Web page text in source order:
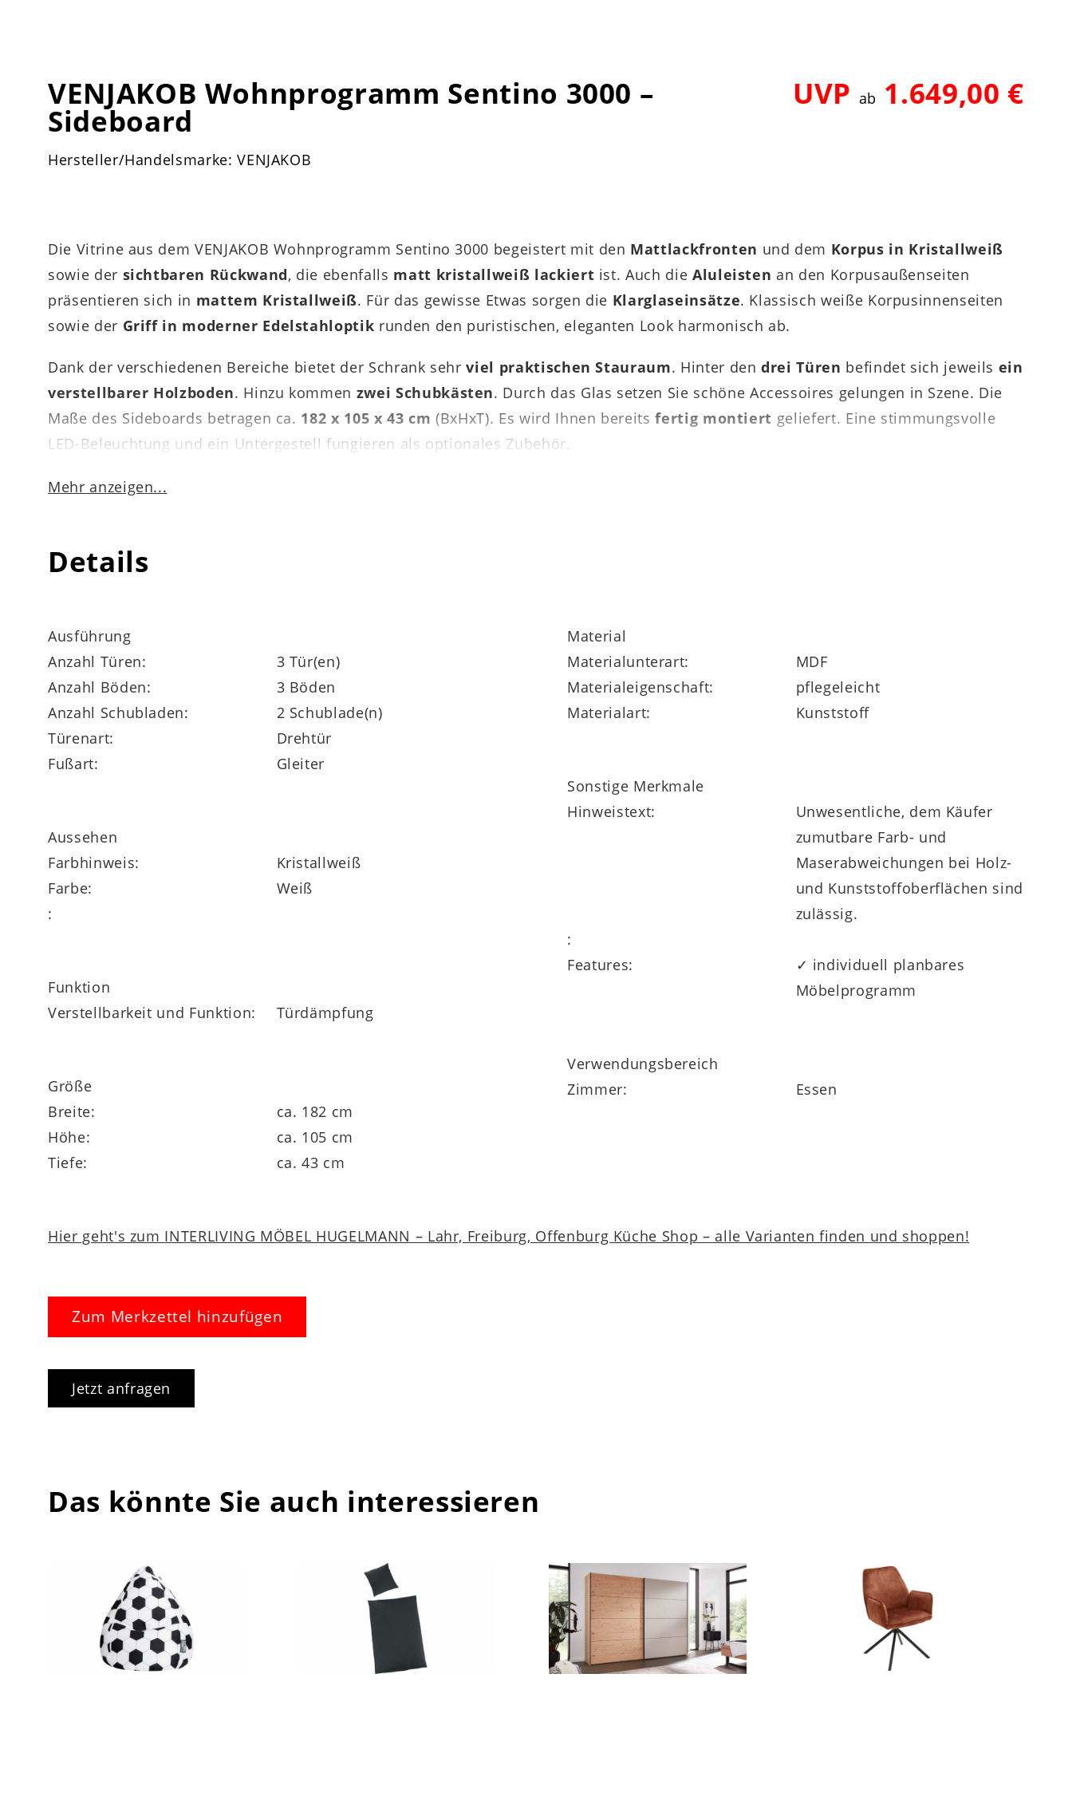
VENJAKOB Wohnprogramm Sentino 3000 –
Sideboard
UVP ab 1.649,00 €
Hersteller/Handelsmarke: VENJAKOB
Die Vitrine aus dem VENJAKOB Wohnprogramm Sentino 3000 begeistert mit den Mattlackfronten und dem Korpus in Kristallweiß
sowie der sichtbaren Rückwand, die ebenfalls matt kristallweiß lackiert ist. Auch die Aluleisten an den Korpusaußenseiten
präsentieren sich in mattem Kristallweiß. Für das gewisse Etwas sorgen die Klarglaseinsätze. Klassisch weiße Korpusinnenseiten
sowie der Griff in moderner Edelstahloptik runden den puristischen, eleganten Look harmonisch ab.
Dank der verschiedenen Bereiche bietet der Schrank sehr viel praktischen Stauraum. Hinter dendrei Türen befindet sich jeweils ein
verstellbarer Holzboden. Hinzu kommen zwei Schubkästen. Durch das Glas setzen Sie schöne Accessoires gelungen in Szene. Die
Maße des Sideboards betragen ca. 182 x 105 x 43 cm (BxHxT). Es wird Ihnen bereitsfertig montiert geliefert. Eine stimmungsvolle
LED-Beleuchtung und ein Untergestell fungieren als optionales Zubehör.
Bei VENJAKOB Sentino 3000 handelt es sich um ein edles,
der Serie gehören die
Mehr anzeigen...
Details
Ausführung
Anzahl Türen:
3 Tür(en)
Anzahl Böden:
3 Böden
Anzahl Schubladen:
2 Schublade(n)
Türenart:
Drehtür
Fußart:
Gleiter
Aussehen
Farbhinweis:
Kristallweiß
Farbe:
Weiß
:
Funktion
Verstellbarkeit und Funktion:
Türdämpfung
Größe
Breite:
ca. 182 cm
Höhe:
ca. 105 cm
Tiefe:
ca. 43 cm
Material
Materialunterart:
MDF
Materialeigenschaft:
pflegeleicht
Materialart:
Kunststoff
Sonstige Merkmale
Hinweistext:
Unwesentliche, dem Käufer
zumutbare Farb- und
Maserabweichungen bei Holz-
und Kunststoffoberflächen sind
zulässig.
:
Features:
✓ individuell planbares
Möbelprogramm
Verwendungsbereich
Zimmer:
Essen
Hier geht's zum INTERLIVING MÖBEL HUGELMANN – Lahr, Freiburg, Offenburg Küche Shop – alle Varianten finden und shoppen!
Zum Merkzettel hinzufügen
Jetzt anfragen
Das könnte Sie auch interessieren